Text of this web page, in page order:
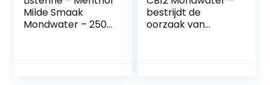
Milde Smaak
Mondwater – 250
bestrijdt de
oorzaak van